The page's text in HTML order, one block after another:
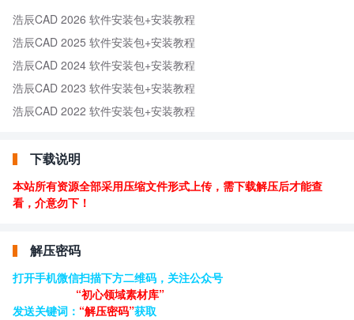
浩辰CAD 2026 软件安装包+安装教程
浩辰CAD 2025 软件安装包+安装教程
浩辰CAD 2024 软件安装包+安装教程
浩辰CAD 2023 软件安装包+安装教程
浩辰CAD 2022 软件安装包+安装教程
下载说明
本站所有资源全部采用压缩文件形式上传，需下载解压后才能查
看，介意勿下！
解压密码
打开手机微信扫描下方二维码，关注公众号
“初心领域素材库”
发送关键词： “解压密码”获取